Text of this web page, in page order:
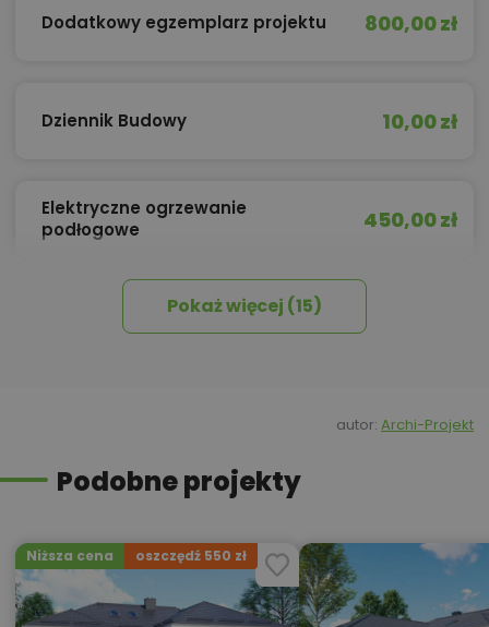
Dodatkowy egzemplarz projektu 800,00 zł
Dziennik Budowy 10,00 zł
Elektryczne ogrzewanie
podłogowe
450,00 zł
Izolacja celulozowa
1 500,00 zł
Kredyt hipoteczny z operatem za
Okna, żaluzje, rolety 450,00 zł
Pokaż więcej (15)
autor: Archi-Projekt
Podobne projekty
Niższa cena oszczędź 550 zł